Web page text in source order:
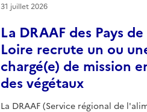
La DRAAF des Pays de
Loire recrute un ou
chargé(e) de mission
des végétaux
La DRAAF (Service régional de
31 juillet 2026